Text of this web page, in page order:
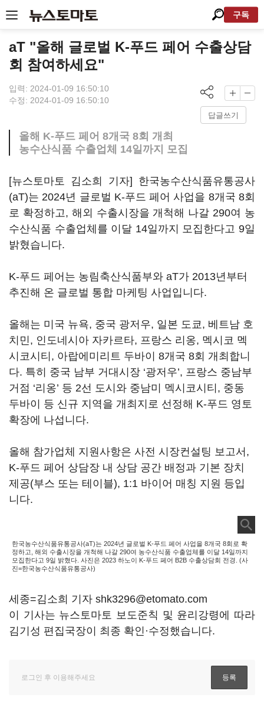
구독
aT "올해 글로벌 K-푸드 페어 수출상담
회 참여하세요"
입력: 2024-01-09 16:50:10
수정: 2024-01-09 16:50:10
답글쓰기
올해 K-푸드 페어 8개국 8회 개최
농수산식품 수출업체 14일까지 모집
[뉴스토마토 김소희 기자] 한국농수산식품유통공사
(aT)는 2024년 글로벌 K-푸드 페어 사업을 8개국 8회
로 확정하고, 해외 수출시장을 개척해 나갈 290여 농
수산식품 수출업체를 이달 14일까지 모집한다고 9일
밝혔습니다.
K-푸드 페어는 농림축산식품부와 aT가 2013년부터
추진해 온 글로벌 통합 마케팅 사업입니다.
올해는 미국 뉴욕, 중국 광저우, 일본 도쿄, 베트남 호
치민, 인도네시아 자카르타, 프랑스 리옹, 멕시코 멕
시코시티, 아랍에미리트 두바이 8개국 8회 개최합니
다. 특히 중국 남부 거대시장 ‘광저우’, 프랑스 중남부
거점 ‘리옹’ 등 2선 도시와 중남미 멕시코시티, 중동
두바이 등 신규 지역을 개최지로 선정해 K-푸드 영토
확장에 나섭니다.
올해 참가업체 지원사항은 사전 시장컨설팅 보고서,
K-푸드 페어 상담장 내 상담 공간 배정과 기본 장치
제공(부스 또는 테이블), 1:1 바이어 매칭 지원 등입
니다.
한국농수산식품유통공사(aT)는 2024년 글로벌 K-푸드 페어 사업을 8개국 8회로 확
정하고, 해외 수출시장을 개척해 나갈 290여 농수산식품 수출업체를 이달 14일까지
모집한다고 9일 밝혔다. 사진은 2023 하노이 K-푸드 페어 B2B 수출상담회 전경. (사
진=한국농수산식품유통공사)
세종=김소희 기자 shk3296@etomato.com
이 기사는 뉴스토마토 보도준칙 및 윤리강령에 따라
김기성 편집국장이 최종 확인·수정했습니다.